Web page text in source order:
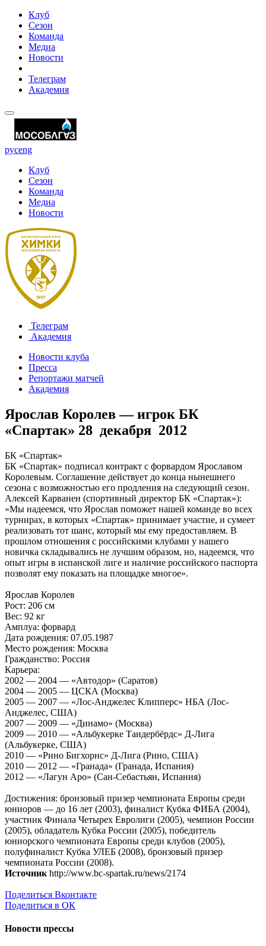
Клуб
Сезон
Команда
Медиа
Новости
Телеграм
Академия
русeng
Клуб
Сезон
Команда
Медиа
Новости
Телеграм
Академия
Новости клуба
Пресса
Репортажи матчей
Академия
Ярослав Королев — игрок БК
«Спартак» 28 декабря 2012
БК «Спартак»
БК «Спартак» подписал контракт с форвардом Ярославом
Королевым. Соглашение действует до конца нынешнего
сезона с возможностью его продления на следующий сезон.
Алексей Карванен (спортивный директор БК «Спартак»):
«Мы надеемся, что Ярослав поможет нашей команде во всех
турнирах, в которых «Спартак» принимает участие, и сумеет
реализовать тот шанс, который мы ему предоставляем. В
прошлом отношения с российскими клубами у нашего
новичка складывались не лучшим образом, но, надеемся, что
опыт игры в испанской лиге и наличие российского паспорта
позволят ему показать на площадке многое».
Ярослав Королев
Рост: 206 см
Вес: 92 кг
Амплуа: форвард
Дата рождения: 07.05.1987
Место рождения: Москва
Гражданство: Россия
Карьера:
2002 — 2004 — «Автодор» (Саратов)
2004 — 2005 — ЦСКА (Москва)
2005 — 2007 — «Лос-Анджелес Клипперс» НБА (Лос-
Анджелес, США)
2007 — 2009 — «Динамо» (Москва)
2009 — 2010 — «Альбукерке Тандербёрдс» Д-Лига
(Альбукерке, США)
2010 — «Рино Бигхорнс» Д-Лига (Рино, США)
2010 — 2012 — «Гранада» (Гранада, Испания)
2012 — «Лагун Аро» (Сан-Себастьян, Испания)
Достижения: бронзовый призер чемпионата Европы среди
юниоров — до 16 лет (2003), финалист Кубка ФИБА (2004),
участник Финала Четырех Евролиги (2005), чемпион России
(2005), обладатель Кубка России (2005), победитель
юниорского чемпионата Европы среди клубов (2005),
полуфиналист Кубка УЛЕБ (2008), бронзовый призер
чемпионата России (2008).
Источник http://www.bc-spartak.ru/news/2174
Поделиться Вконтакте
Поделиться в ОК
Новости прессы